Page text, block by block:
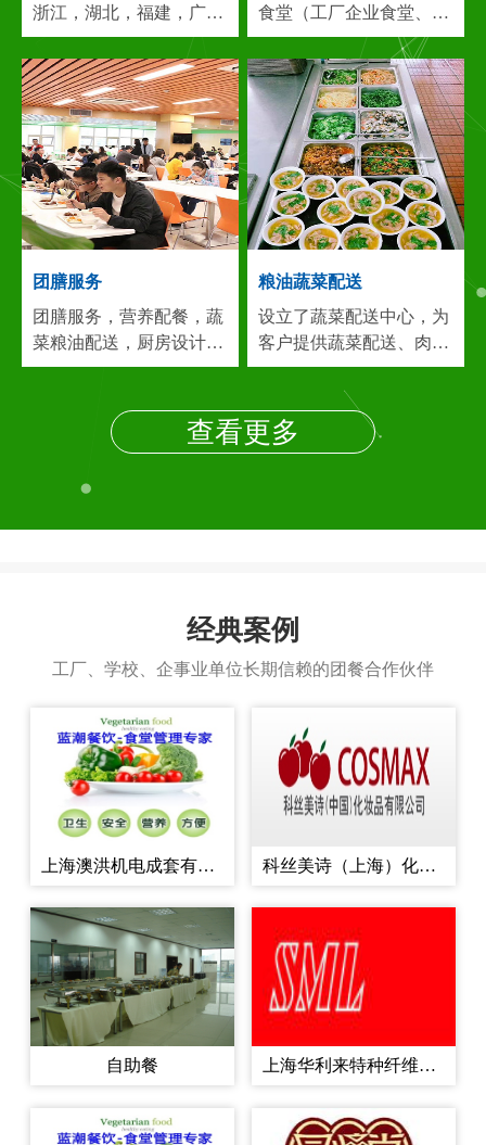
浙江，湖北，福建，广
东，安徽等)专业从事：
食堂承包,饭堂承包,食堂
托管,承包食堂,团膳服务,
餐饮服务,食堂管理，团
膳、... 服务区域(上海，
江苏，浙江，湖北，福
建，广东，安徽等)专业
从事：食堂承包,饭堂承
包,食堂托管,承包食堂,团
膳服务,餐饮服务,食堂管
食堂（工厂企业食堂、机
关食堂、大厦食堂、工业
园区食堂、医院食堂、学
校食堂 、酒店食堂等）...
团膳服务，营养配餐，蔬
菜粮油配送，厨房设计，
食堂保洁，餐饮服务等食
堂管理一体化的大型后勤
服务公司...
团膳服务
团膳服务，营养配餐，蔬
菜粮油配送，厨房设计，
食堂保洁，餐饮服务等食
服务公司，目前在长三角
地区已为60多家企业提供
们连锁经营，货源团购，
希望各贵公司来电来人参
粮油蔬菜配送
设立了蔬菜配送中心，为
客户提供蔬菜配送、肉类
配送、调料配送、粮油配
送等服务。配送中心与蔬
菜基地、肉食、禽、鱼、
米、油、调味品等供应厂
给，这给我们的食堂经营
支撑同时也为企业降低采
查看更多
经典案例
工厂、学校、企事业单位长期信赖的团餐合作伙伴
上海澳洪机电成套有限公司 科丝美诗（上海）化妆品有限公司
自助餐 上海华利来特种纤维有限公司